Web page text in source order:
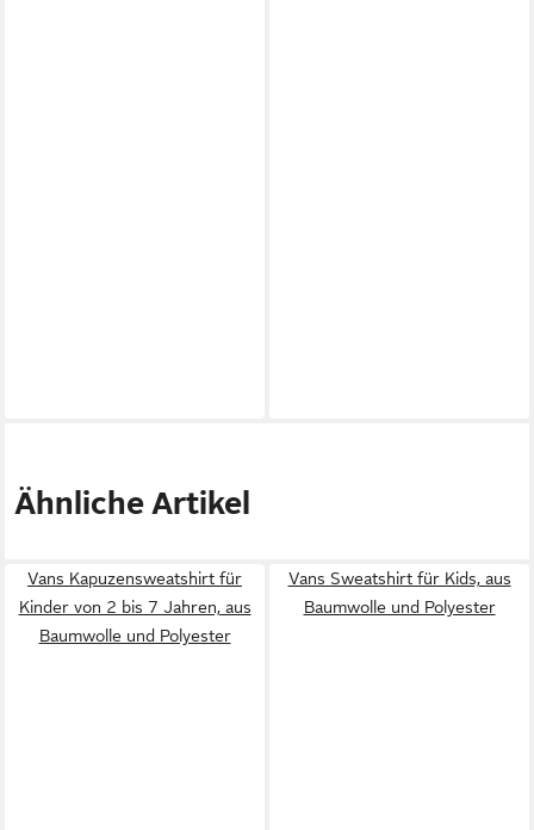
Ähnliche Artikel
Vans Kapuzensweatshirt für
Kinder von 2 bis 7 Jahren, aus
Baumwolle und Polyester
Vans Sweatshirt für Kids, aus
Baumwolle und Polyester